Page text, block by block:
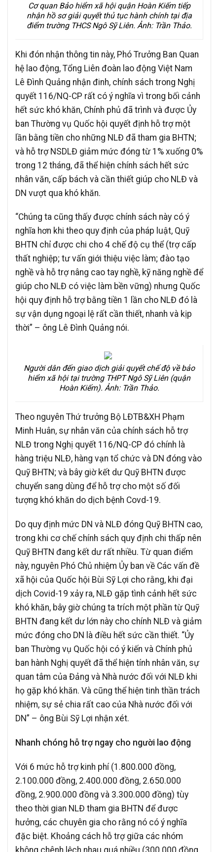
Cơ quan Bảo hiểm xã hội quận Hoàn Kiếm tiếp
nhận hồ sơ giải quyết thủ tục hành chính tại địa
điểm trường THCS Ngô Sỹ Liên. Ảnh: Trần Thảo.
Khi đón nhận thông tin này, Phó Trưởng Ban Quan
hệ lao động, Tổng Liên đoàn lao động Việt Nam
Lê Đình Quảng nhận đinh, chính sách trong Nghị
quyết 116/NQ-CP rất có ý nghĩa vì trong bối cảnh
hết sức khó khăn, Chính phủ đã trình và được Ủy
ban Thường vụ Quốc hội quyết định hỗ trợ một
lần bằng tiền cho những NLĐ đã tham gia BHTN;
và hỗ trợ NSDLĐ giảm mức đóng từ 1% xuống 0%
trong 12 tháng, đã thể hiện chính sách hết sức
nhân văn, cấp bách và cần thiết giúp cho NLĐ và
DN vượt qua khó khăn.
“Chúng ta cũng thấy được chính sách này có ý
nghĩa hơn khi theo quy định của pháp luật, Quỹ
BHTN chỉ được chi cho 4 chế độ cụ thể (trợ cấp
thất nghiệp; tư vấn giới thiệu việc làm; đào tạo
nghề và hỗ trợ nâng cao tay nghề, kỹ năng nghề để
giúp cho NLĐ có việc làm bền vững) nhưng Quốc
hội quy định hỗ trợ bằng tiền 1 lần cho NLĐ đó là
sự vận dụng ngoại lệ rất cần thiết, nhanh và kịp
thời” – ông Lê Đình Quảng nói.
Người dân đến giao dịch giải quyết chế độ về bảo
hiểm xã hội tại trường THPT Ngô Sỹ Liên (quận
Hoàn Kiếm). Ảnh: Trần Thảo.
Theo nguyên Thứ trưởng Bộ LĐTB&XH Phạm
Minh Huân, sự nhân văn của chính sách hỗ trợ
NLĐ trong Nghị quyết 116/NQ-CP đó chính là
hàng triệu NLĐ, hàng vạn tổ chức và DN đóng vào
Quỹ BHTN; và bây giờ kết dư Quỹ BHTN được
chuyển sang dùng để hỗ trợ cho một số đối
tượng khó khăn do dịch bệnh Covd-19.
Do quy định mức DN và NLĐ đóng Quỹ BHTN cao,
trong khi cơ chế chính sách quy định chi thấp nên
Quỹ BHTN đang kết dư rất nhiều. Từ quan điểm
này, nguyên Phó Chủ nhiệm Ủy ban về Các vấn đề
xã hội của Quốc hội Bùi Sỹ Lợi cho rằng, khi đại
dịch Covid-19 xảy ra, NLĐ gặp tình cảnh hết sức
khó khăn, bây giờ chúng ta trích một phần từ Quỹ
BHTN đang kết dư lớn này cho chính NLĐ và giảm
mức đóng cho DN là điều hết sức cần thiết. “Ủy
ban Thường vụ Quốc hội có ý kiến và Chính phủ
ban hành Nghị quyết đã thể hiện tính nhân văn, sự
quan tâm của Đảng và Nhà nước đối với NLĐ khi
họ gặp khó khăn. Và cũng thể hiện tinh thần trách
nhiệm, sự sẻ chia rất cao của Nhà nước đối với
DN” – ông Bùi Sỹ Lợi nhận xét.
Nhanh chóng hỗ trợ ngay cho người lao động
Với 6 mức hỗ trợ kinh phí (1.800.000 đồng,
2.100.000 đồng, 2.400.000 đồng, 2.650.000
đồng, 2.900.000 đồng và 3.300.000 đồng) tùy
theo thời gian NLĐ tham gia BHTN để được
hưởng, các chuyên gia cho rằng nó có ý nghĩa
đặc biệt. Khoảng cách hỗ trợ giữa các nhóm
không chênh lệch nhau quá nhiều (300.000 đồng,